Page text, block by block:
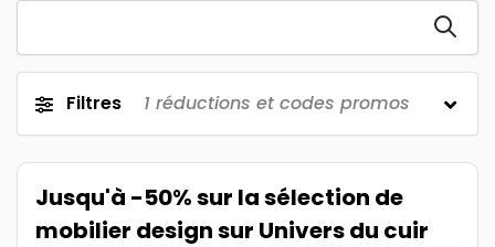
Filtres 1 réductions et codes promos
Jusqu'à -50% sur la sélection de
mobilier design sur Univers du cuir